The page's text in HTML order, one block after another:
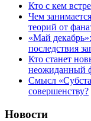
Кто с кем
Чем
теорий от
«Май
последствия
Кто станет
неожиданный
Cмысл
совершенству?
Новости